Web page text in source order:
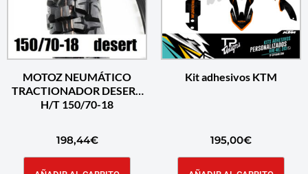
MOTOZ NEUMÁTICO
TRACTIONADOR DESERT
H/T 150/70-18
198,44€
Kit adhesivos KTM
195,00€